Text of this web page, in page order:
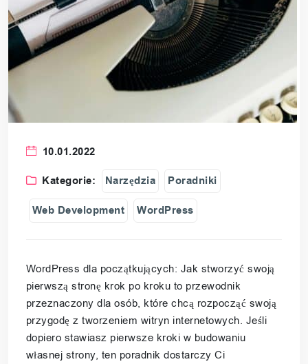
10.01.2022
Kategorie:
Narzędzia Poradniki
Web Development WordPress
WordPress dla początkujących: Jak stworzyć swoją
pierwszą stronę krok po kroku to przewodnik
przeznaczony dla osób, które chcą rozpocząć swoją
przygodę z tworzeniem witryn internetowych. Jeśli
dopiero stawiasz pierwsze kroki w budowaniu
własnej strony, ten poradnik dostarczy Ci